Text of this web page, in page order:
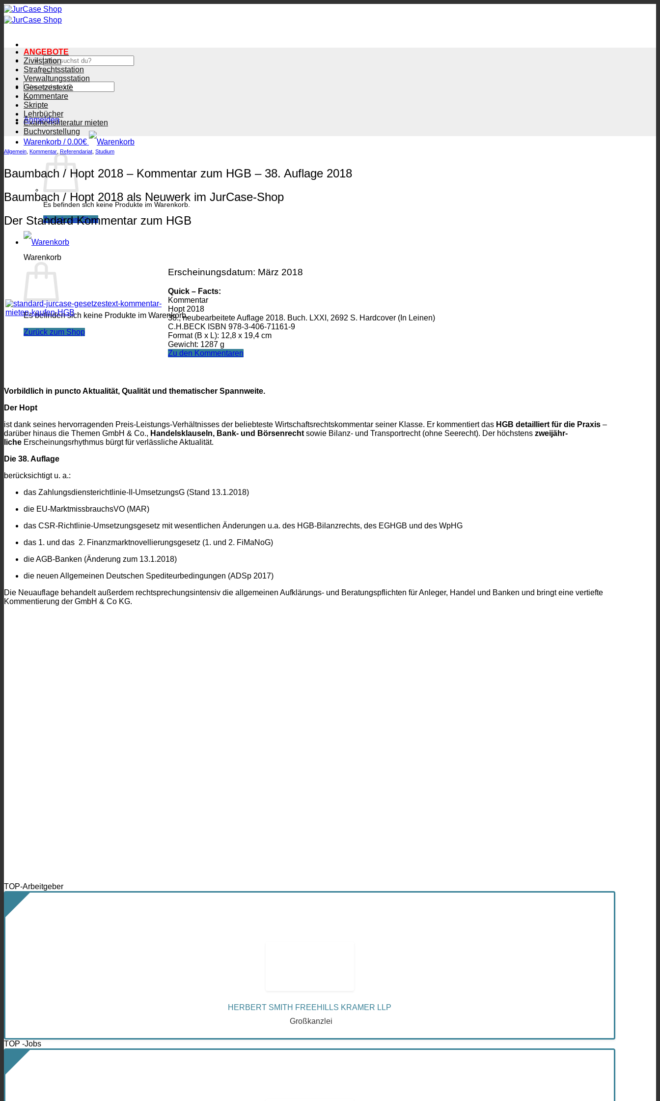
Zum
Inhalt
springen
Suchen
nach:
Suchen
nach:
Anmelden
Warenkorb /0.00€
Es befinden sich keine Produkte im Warenkorb.
Zurück zum Shop
Warenkorb
Es befinden sich keine Produkte im Warenkorb.
Zurück zum Shop
ANGEBOTE
Zivilstation
Strafrechtsstation
Verwaltungsstation
Gesetzestexte
Kommentare
Skripte
Lehrbücher
Examensliteratur mieten
Buchvorstellung
Allgemein Kommentar Referendariat Studium
Baumbach / Hopt 2018 – Kommentar zum HGB – 38. Auflage 2018
Baumbach / Hopt 2018 als Neuwerk im JurCase-Shop
Der Standard Kommentar zum HGB
Erscheinungsdatum: März 2018
Quick – Facts:
Kommentar
Hopt 2018
38., neubearbeitete Auflage 2018. Buch. LXXI, 2692 S. Hardcover (In Leinen)
C.H.BECK ISBN 978-3-406-71161-9
Format (B x L): 12,8 x 19,4 cm
Gewicht: 1287 g
Zu den Kommentaren
Vorbildlich in puncto Aktualität, Qualität und thematischer Spannweite.
Der Hopt
ist dank seines hervorragenden Preis-Leistungs-Verhältnisses der beliebteste Wirtschaftsrechtskommentar seiner Klasse. Er kommentiert das HGB detailliert für die Praxis –
darüber hinaus die Themen GmbH & Co., Handelsklauseln, Bank- und Börsenrecht sowie Bilanz- und Transportrecht (ohne Seerecht). Der höchstens zweijähr­
liche Erscheinungsrhythmus bürgt für verläss­liche Aktualität.
Die 38. Auflage
berücksichtigt u. a.:
das Zahlungsdiensterichtlinie-II-UmsetzungsG (Stand 13.1.2018)
die EU-MarktmissbrauchsVO (MAR)
das CSR-Richtlinie-Umsetzungsgesetz mit wesentlichen Änderungen u.a. des HGB-Bilanzrechts, des EGHGB und des WpHG
das 1. und das 2. Finanzmarktnovellierungsgesetz (1. und 2. FiMaNoG)
die AGB-Banken (Änderung zum 13.1.2018)
die neuen Allgemeinen Deutschen Spediteurbedingungen (ADSp 2017)
Die Neuauflage behandelt außerdem rechtsprechungsintensiv die allgemeinen Aufklärungs- und Beratungspflichten für Anleger, Handel und Banken und bringt eine vertiefte
Kommentierung der GmbH & Co KG.
TOP-Arbeitgeber
HERBERT SMITH FREEHILLS KRAMER LLP
Großkanzlei
TOP -Jobs